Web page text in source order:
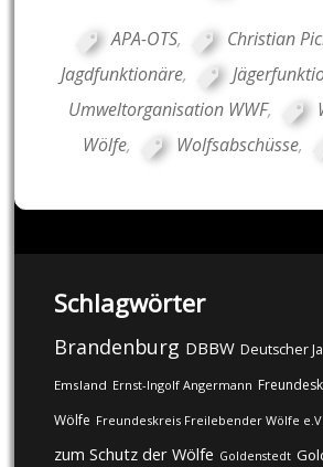
APA-OTS, Christian
Jagdfunktionäre,
Umweltorganisation WWF,
Wölfe, Wolfsabschüsse,
Schlagwörter
Brandenburg DBBW Deutscher
Emsland Ernst-Ingolf Angermann
Wölfe Freundeskreis Freilebender Wölfe e.V.
zum Schutz der Wölfe Goldenstedt